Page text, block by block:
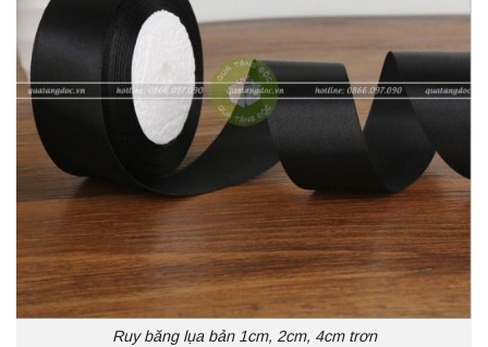
Ruy băng lụa bản 1cm, 2cm, 4cm trơn